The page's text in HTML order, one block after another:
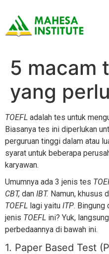
5 macam
yang
TOEFL adalah tes untuk
Biasanya tes ini diperlukan
perguruan tinggi dalam atau
syarat untuk beberapa
karyawan.
Umumnya ada 3 jenis tes
CBT, dan IBT. Namun, khusus
TOEFL lagi yaitu ITP. Bingung
jenis TOEFL ini? Yuk,
perbedaannya di bawah ini.
1. Paper Based Test